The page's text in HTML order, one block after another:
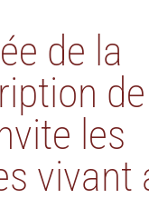
de la
les
vivant